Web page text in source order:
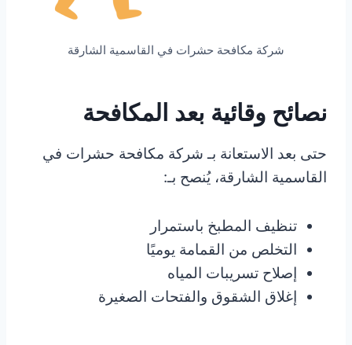
شركة مكافحة حشرات في القاسمية الشارقة
نصائح وقائية بعد المكافحة
حتى بعد الاستعانة بـ شركة مكافحة حشرات في
القاسمية الشارقة، يُنصح بـ:
تنظيف المطبخ باستمرار
التخلص من القمامة يوميًا
إصلاح تسريبات المياه
إغلاق الشقوق والفتحات الصغيرة